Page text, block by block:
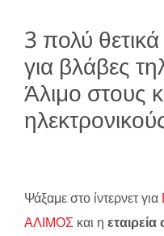
3 πολύ
για βλάβες
Άλιμο στους
Ψάξαμε στο ίντερνετ για
ΑΛΙΜΟΣ και η εταιρεία